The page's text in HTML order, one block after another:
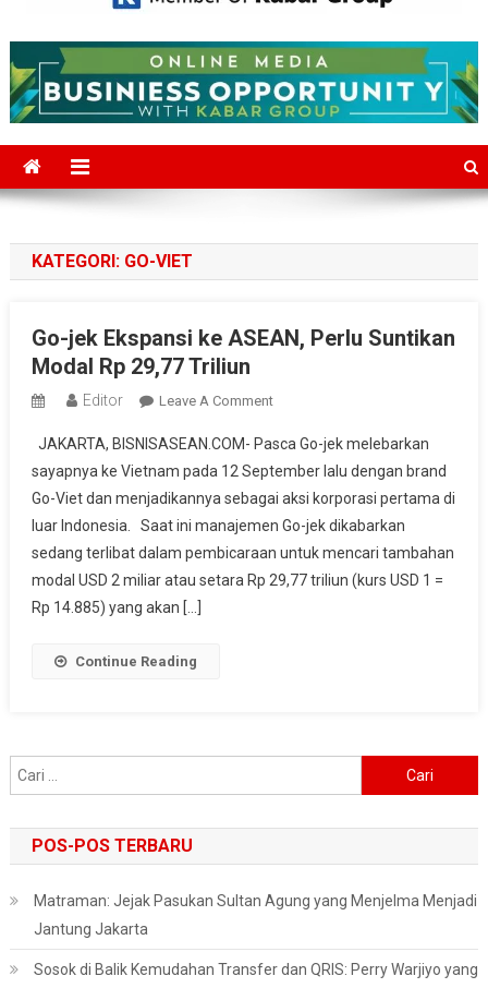
Mediajakarta.com
KATEGORI: GO-VIET
Go-jek Ekspansi ke ASEAN, Perlu Suntikan
Modal Rp 29,77 Triliun
Editor Leave A CommentOn
Jek
Ekspansi
Ke
ASEAN,
Perlu
Suntikan
JAKARTA, BISNISASEAN.COM- Pasca Go-jek melebarkan
sayapnya ke Vietnam pada 12 September lalu dengan brand
Go-Viet dan menjadikannya sebagai aksi korporasi pertama di
luar Indonesia. Saat ini manajemen Go-jek dikabarkan
sedang terlibat dalam pembicaraan untuk mencari tambahan
modal USD 2 miliar atau setara Rp 29,77 triliun (kurs USD 1 =
Rp 14.885) yang akan […]
Continue Reading
untuk:
POS-POS TERBARU
Matraman: Jejak Pasukan Sultan Agung yang Menjelma Menjadi
Jantung Jakarta
Sosok di Balik Kemudahan Transfer dan QRIS: Perry Warjiyo yang